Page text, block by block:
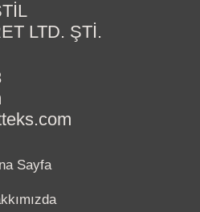
LTD. ŞTİ.
Sayfa